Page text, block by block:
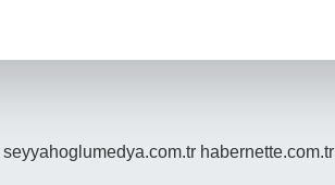
seyyahoglumedya.com.tr habernette.com.tr